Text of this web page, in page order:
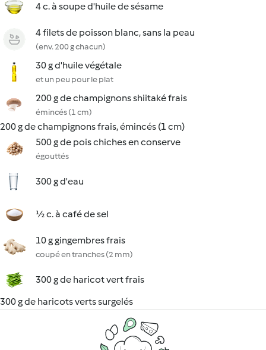
4 c. à soupe d'huile de sésame
4 filets de poisson blanc, sans la peau
(env. 200 g chacun)
30 g d'huile végétale
et un peu pour le plat
200 g de champignons shiitaké frais
émincés (1 cm)
200 g de champignons frais, émincés (1 cm)
500 g de pois chiches en conserve
égouttés
300 g d'eau
½ c. à café de sel
10 g gingembres frais
coupé en tranches (2 mm)
300 g de haricot vert frais
300 g de haricots verts surgelés